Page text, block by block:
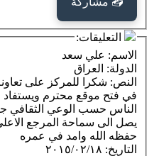
سعد
على تعاونه القيم مع ابناء
محترم ويستفاد منه الباحث
الوعي الثقافي جزاكم خيرا
المرجع الاعلى الحسيني
في عمره
٠٢/١٨